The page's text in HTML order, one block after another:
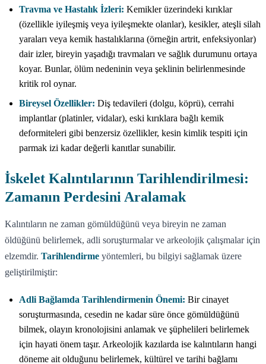
Travma ve Hastalık İzleri: Kemikler üzerindeki kırıklar
(özellikle iyileşmiş veya iyileşmekte olanlar), kesikler, ateşli silah
yaraları veya kemik hastalıklarına (örneğin artrit, enfeksiyonlar)
dair izler, bireyin yaşadığı travmaları ve sağlık durumunu ortaya
koyar. Bunlar, ölüm nedeninin veya şeklinin belirlenmesinde
kritik rol oynar.
Bireysel Özellikler: Diş tedavileri (dolgu, köprü), cerrahi
implantlar (platinler, vidalar), eski kırıklara bağlı kemik
deformiteleri gibi benzersiz özellikler, kesin kimlik tespiti için
parmak izi kadar değerli kanıtlar sunabilir.
İskelet Kalıntılarının Tarihlendirilmesi:
Zamanın Perdesini Aralamak
Kalıntıların ne zaman gömüldüğünü veya bireyin ne zaman
öldüğünü belirlemek, adli soruşturmalar ve arkeolojik çalışmalar için
elzemdir. Tarihlendirme yöntemleri, bu bilgiyi sağlamak üzere
geliştirilmiştir:
Adli Bağlamda Tarihlendirmenin Önemi: Bir cinayet
soruşturmasında, cesedin ne kadar süre önce gömüldüğünü
bilmek, olayın kronolojisini anlamak ve şüphelileri belirlemek
için hayati önem taşır. Arkeolojik kazılarda ise kalıntıların hangi
döneme ait olduğunu belirlemek, kültürel ve tarihi bağlamı